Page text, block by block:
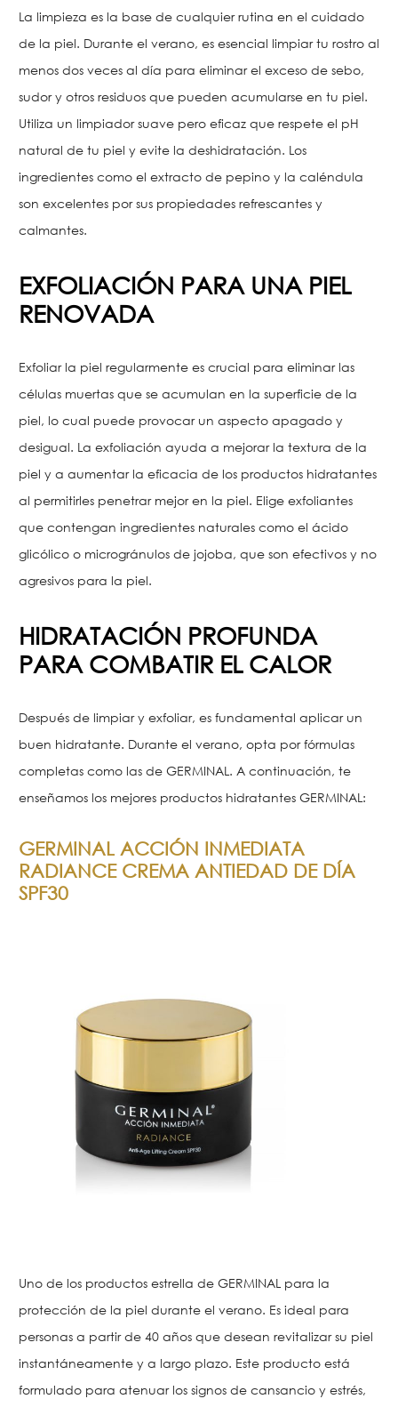
La limpieza es la base de cualquier rutina en el cuidado
de la piel. Durante el verano, es esencial limpiar tu rostro al
menos dos veces al día para eliminar el exceso de sebo,
sudor y otros residuos que pueden acumularse en tu piel.
Utiliza un limpiador suave pero eficaz que respete el pH
natural de tu piel y evite la deshidratación. Los
ingredientes como el extracto de pepino y la caléndula
son excelentes por sus propiedades refrescantes y
calmantes.
EXFOLIACIÓN PARA UNA PIEL
RENOVADA
Exfoliar la piel regularmente es crucial para eliminar las
células muertas que se acumulan en la superficie de la
piel, lo cual puede provocar un aspecto apagado y
desigual. La exfoliación ayuda a mejorar la textura de la
piel y a aumentar la eficacia de los productos hidratantes
al permitirles penetrar mejor en la piel. Elige exfoliantes
que contengan ingredientes naturales como el ácido
glicólico o microgránulos de jojoba, que son efectivos y no
agresivos para la piel.
HIDRATACIÓN PROFUNDA
PARA COMBATIR EL CALOR
Después de limpiar y exfoliar, es fundamental aplicar un
buen hidratante. Durante el verano, opta por fórmulas
completas como las de GERMINAL. A continuación, te
enseñamos los mejores productos hidratantes GERMINAL:
GERMINAL ACCIÓN INMEDIATA
RADIANCE CREMA ANTIEDAD DE DÍA
SPF30
Uno de los productos estrella de GERMINAL para la
protección de la piel durante el verano. Es ideal para
personas a partir de 40 años que desean revitalizar su piel
instantáneamente y a largo plazo. Este producto está
formulado para atenuar los signos de cansancio y estrés,